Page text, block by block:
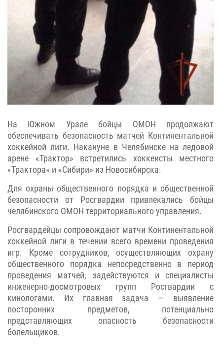
На Южном Урале бойцы ОМОН продолжают
обеспечивать безопасность матчей Континентальной
хоккейной лиги. Накануне в Челябинске на ледовой
арене «Трактор» встретились хоккеисты местного
«Трактора» и «Сибири» из Новосибирска.
Для охраны общественного порядка и общественной
безопасности от Росгвардии привлекались бойцы
челябинского ОМОН территориального управления.
Росгвардейцы сопровождают матчи Континентальной
хоккейной лиги в течении всего времени проведения
игр. Кроме сотрудников, осуществляющих охрану
общественного порядка непосредственно в период
проведения матчей, задействуются и специалисты
инженерно-досмотровых групп Росгвардии с
кинологами. Их главная задача — выявление
посторонних предметов, потенциально
представляющих опасность безопасности
болельщиков.